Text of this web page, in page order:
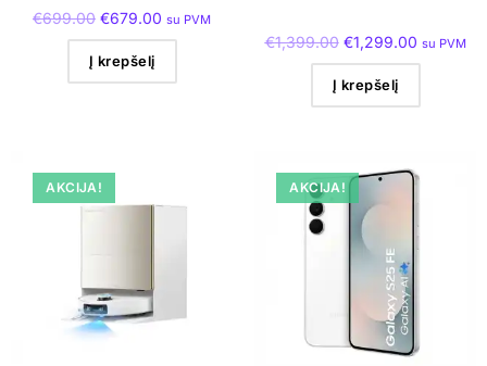
€699.00 €679.00 su PVM
Į krepšelį
€1,399.00 €1,299.00 su PVM
Į krepšelį
AKCIJA! AKCIJA!